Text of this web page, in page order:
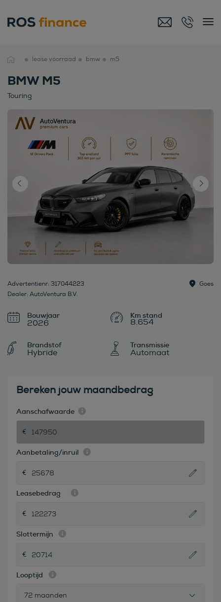
lease voorraad bmw m5
BMW M5
Touring
Advertentienr: 317044223
Dealer: AutoVentura B.V.
Goes
Bouwjaar
2026 8.654
Brandstof
Hybride
Transmissie
Automaat
Bereken jouw maandbedrag
Aanschafwaarde
Aanbetaling/inruil
Leasebedrag
Slottermijn
Looptijd
72 maanden